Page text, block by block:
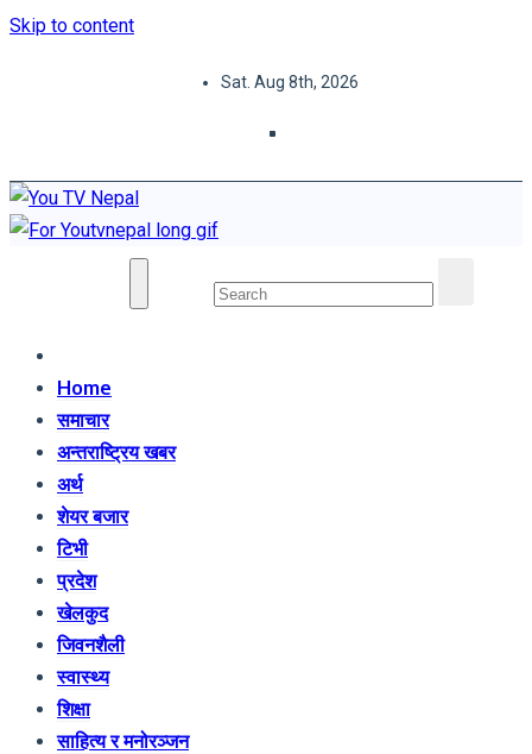
Skip to content
Sat. Aug 8th, 2026
Home
समाचार
अन्तराष्ट्रिय खबर
अर्थ
शेयर बजार
टिभी
प्रदेश
खेलकुद
जिवनशैली
स्वास्थ्य
शिक्षा
साहित्य र मनोरञ्जन